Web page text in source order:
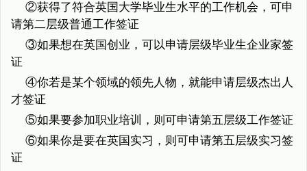
②获得了符合英国大学毕业生水平的工作机会，可申
请第二层级普通工作签证
③如果想在英国创业，可以申请层级毕业生企业家签
证
④你若是某个领域的领先人物，就能申请层级杰出人
才签证
⑤如果要参加职业培训，则可申请第五层级工作签证
⑥如果你是要在英国实习，则可申请第五层级实习签
证